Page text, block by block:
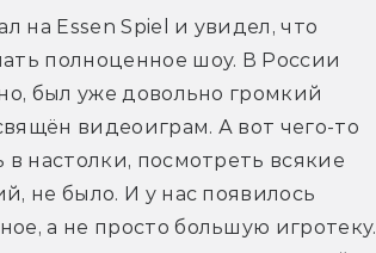
на Essen Spiel и увидел, что
полноценное шоу. В России
был уже довольно громкий
видеоиграм. А вот чего-то
настолки, посмотреть всякие
не было. И у нас появилось
а не просто большую игротеку.